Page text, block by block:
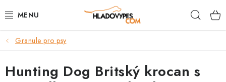
na
POTŘEBY PRO PSY
TAMI PŘEPRAVNÍ BOXY
Granule pro psy
Hunting Dog Britský krocan s